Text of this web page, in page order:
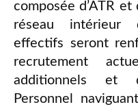
composée d’ATR
réseau intérieur
effectifs seront
recrutement
additionnels et
Personnel